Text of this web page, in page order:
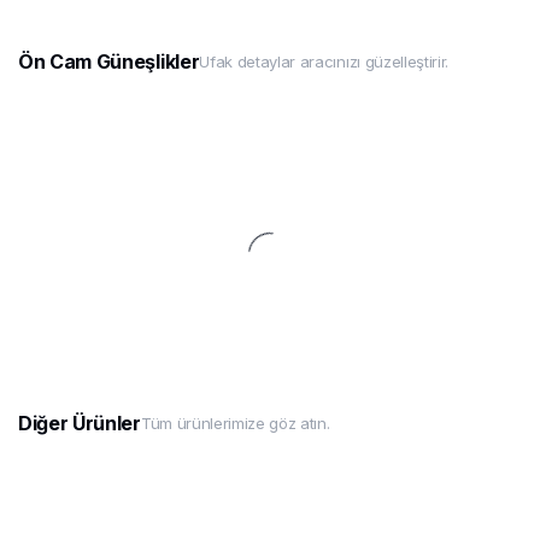
Ön Cam GüneşliklerUfak detaylar aracınızı güzelleştirir.
Diğer ÜrünlerTüm ürünlerimize göz atın.